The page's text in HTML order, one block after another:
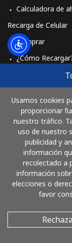
Usamos cookies
proporcionar
nuestro tráfico.
uso de nuestro
publicidad y
información
recolectado a
información
elecciones o
favor
Calculadora de
Recarga de Celular
Comprar
¿Cómo
Comprar
Cómo funciona